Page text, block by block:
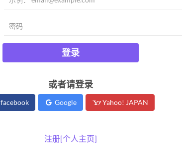
登录
或者请登录
facebook Google Yahoo! JAPAN
注册[个人主页]